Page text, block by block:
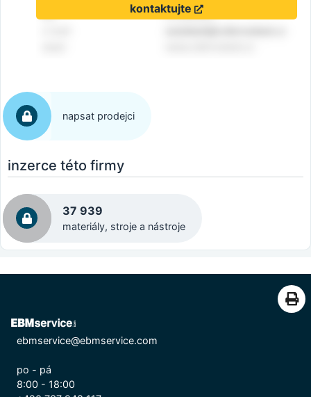
kontaktujte
napsat prodejci
inzerce této firmy
37 939
materiály, stroje a nástroje
ebmservice@ebmservice.com
po - pá
8:00 - 18:00